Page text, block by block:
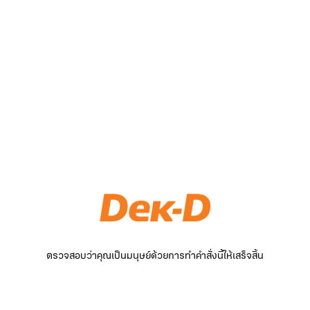
ตรวจสอบว่าคุณเป็นมนุษย์ด้วยการทำคำสั่งนี้ให้เสร็จสิ้น